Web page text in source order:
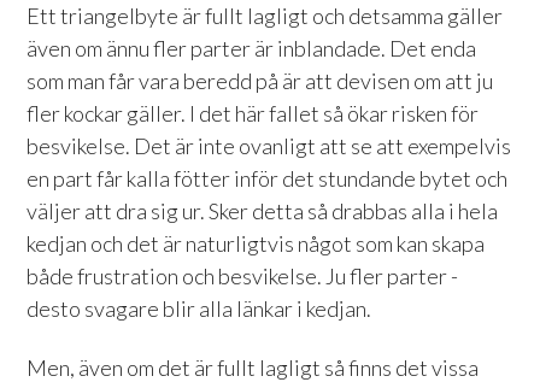
Ett triangelbyte är fullt lagligt och detsamma gäller
även om ännu fler parter är inblandade. Det enda
som man får vara beredd på är att devisen om att ju
fler kockar gäller. I det här fallet så ökar risken för
besvikelse. Det är inte ovanligt att se att exempelvis
en part får kalla fötter inför det stundande bytet och
väljer att dra sig ur. Sker detta så drabbas alla i hela
kedjan och det är naturligtvis något som kan skapa
både frustration och besvikelse. Ju fler parter -
desto svagare blir alla länkar i kedjan.
Men, även om det är fullt lagligt så finns det vissa